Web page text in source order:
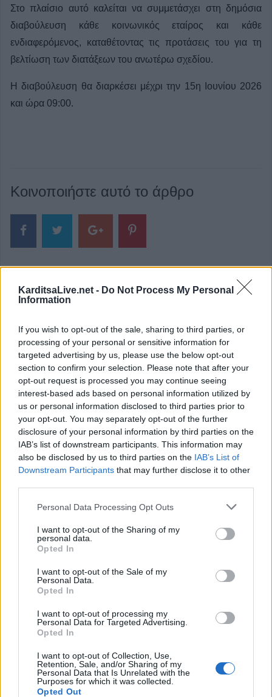
KarditsaLive.net - Do Not Process My Personal
Information
If you wish to opt-out of the sale, sharing to third parties, or
processing of your personal or sensitive information for
targeted advertising by us, please use the below opt-out
section to confirm your selection. Please note that after your
opt-out request is processed you may continue seeing
interest-based ads based on personal information utilized by
us or personal information disclosed to third parties prior to
your opt-out. You may separately opt-out of the further
disclosure of your personal information by third parties on the
IAB’s list of downstream participants. This information may
also be disclosed by us to third parties on the IAB’s List of
Downstream Participants that may further disclose it to other
Personal Data Processing Opt Outs
I want to opt-out of the Sharing of my
personal data.
Opted In
I want to opt-out of the Sale of my
Personal Data.
Opted In
I want to opt-out of processing my
Personal Data for Targeted Advertising.
Opted In
I want to opt-out of Collection, Use,
Retention, Sale, and/or Sharing of my
Personal Data that Is Unrelated with the
Purposes for which it was collected.
Opted Out
Στο πλαίσιο αυτό καλείται να συμμετάσχει στη δημόσια
διαβούλευση κάθε κοινωνικός εταίρος και κάθε
ενδιαφερόμενος, καταθέτοντας τις προτάσεις του για τη
βελτίωση των διατάξεων του ανωτέρω σχεδίου.
Η διαβούλευση θα διαρκέσει μέχρι την 15η Ιουνίου 2026
και ώρα 09:00.
Κοινοποιήστε αυτό το άρθρο
επιστροφή στην κορυφή
Ειδική Παθολόγος 'Εξάρχου - Παπασπυροπούλου Ευαγγελία'
ΑΓΓΕΛΙΕΣ